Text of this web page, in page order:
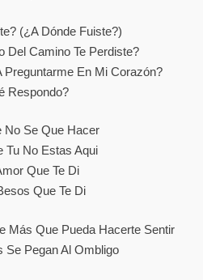
(¿A Dónde Fuiste?)
Del Camino Te Perdiste?
Preguntarme En Mi Corazón?
Respondo?
No Se Que Hacer
Tu No Estas Aqui
Que Te Di
Que Te Di
Más Que Pueda Hacerte Sentir
Se Pegan Al Ombligo